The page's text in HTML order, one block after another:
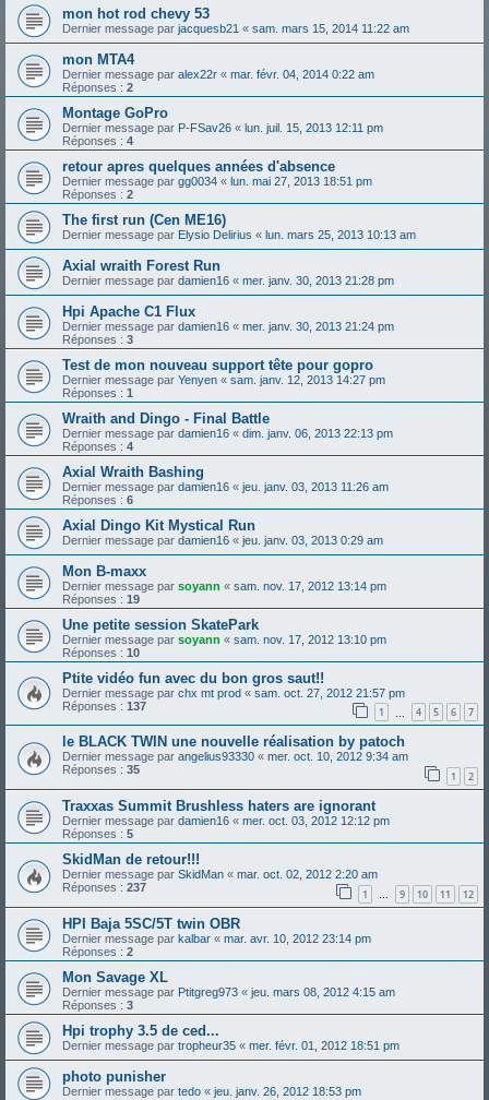
mon hot rod chevy 53
Dernier message par jacquesb21 « sam. mars 15, 2014 11:22 am
mon MTA4
Dernier message par alex22r « mar. févr. 04, 2014 0:22 am
Réponses : 2
Montage GoPro
Dernier message par P-FSav26 « lun. juil. 15, 2013 12:11 pm
Réponses : 4
retour apres quelques années d'absence
Dernier message par gg0034 « lun. mai 27, 2013 18:51 pm
Réponses : 2
The first run (Cen ME16)
Dernier message par Elysio Delirius « lun. mars 25, 2013 10:13 am
Axial wraith Forest Run
Dernier message par damien16 « mer. janv. 30, 2013 21:28 pm
Hpi Apache C1 Flux
Dernier message par damien16 « mer. janv. 30, 2013 21:24 pm
Réponses : 3
Test de mon nouveau support tête pour gopro
Dernier message par Yenyen « sam. janv. 12, 2013 14:27 pm
Réponses : 1
Wraith and Dingo - Final Battle
Dernier message par damien16 « dim. janv. 06, 2013 22:13 pm
Réponses : 4
Axial Wraith Bashing
Dernier message par damien16 « jeu. janv. 03, 2013 11:26 am
Réponses : 6
Axial Dingo Kit Mystical Run
Dernier message par damien16 « jeu. janv. 03, 2013 0:29 am
Mon B-maxx
Dernier message par soyann « sam. nov. 17, 2012 13:14 pm
Réponses : 19
Une petite session SkatePark
Dernier message par soyann « sam. nov. 17, 2012 13:10 pm
Réponses : 10
Ptite vidéo fun avec du bon gros saut!!
Dernier message par chx mt prod « sam. oct. 27, 2012 21:57 pm
Réponses : 137 1 4 5 6 7
le BLACK TWIN une nouvelle réalisation by patoch
Dernier message par angelius93330 « mer. oct. 10, 2012 9:34 am
Réponses : 35 1 2
Traxxas Summit Brushless haters are ignorant
Dernier message par damien16 « mer. oct. 03, 2012 12:12 pm
Réponses : 5
SkidMan de retour!!!
Dernier message par SkidMan « mar. oct. 02, 2012 2:20 am
Réponses : 237 1 … 9 10 11 12
HPI Baja 5SC/5T twin OBR
Dernier message par kalbar « mar. avr. 10, 2012 23:14 pm
Réponses : 2
Mon Savage XL
Dernier message par Ptitgreg973 « jeu. mars 08, 2012 4:15 am
Réponses : 3
Hpi trophy 3.5 de ced...
Dernier message par tropheur35 « mer. févr. 01, 2012 18:51 pm
photo punisher
Dernier message par tedo « jeu. janv. 26, 2012 18:53 pm